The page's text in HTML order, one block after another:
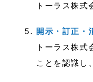
トーラス株式
開示・訂正・
トーラス株
ことを認識し